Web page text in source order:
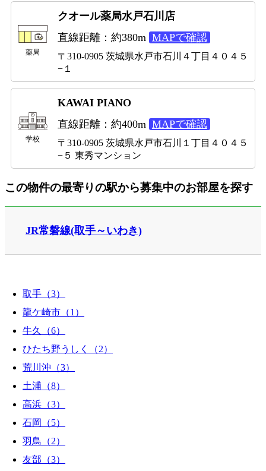
薬局
クオール薬局水戸石川店
直線距離：約380m MAPで確認
〒310-0905 茨城県水戸市石川４丁目４０４５
−１
学校
KAWAI PIANO
直線距離：約400m MAPで確認
〒310-0905 茨城県水戸市石川１丁目４０４５
−５ 東秀マンション
この物件の最寄りの駅から募集中のお部屋を探す
JR常磐線(取手～いわき)
取手（3）
龍ケ崎市（1）
牛久（6）
ひたち野うしく（2）
荒川沖（3）
土浦（8）
高浜（3）
石岡（5）
羽鳥（2）
友部（3）